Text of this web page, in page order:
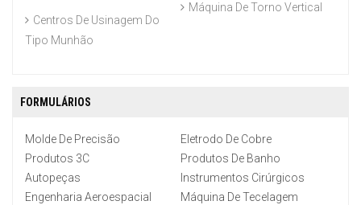
Centros De Usinagem Do
Tipo Munhão
Máquina De Torno Vertical
FORMULÁRIOS
Molde De Precisão
Eletrodo De Cobre
Produtos 3C
Produtos De Banho
Autopeças
Instrumentos Cirúrgicos
Engenharia Aeroespacial
Máquina De Tecelagem